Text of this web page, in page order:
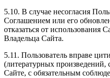
5.10. В случае несогласия
Соглашением или его
отказаться от использования
Владельца Сайта.
5.11. Пользователь вправе
(литературных произведений,
Сайте, с обязательным